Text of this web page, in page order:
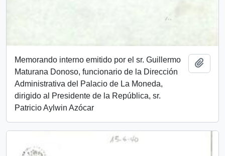
Memorando interno emitido por el sr. Guillermo
Maturana Donoso, funcionario de la Dirección
Administrativa del Palacio de La Moneda,
dirigido al Presidente de la República, sr.
Patricio Aylwin Azócar